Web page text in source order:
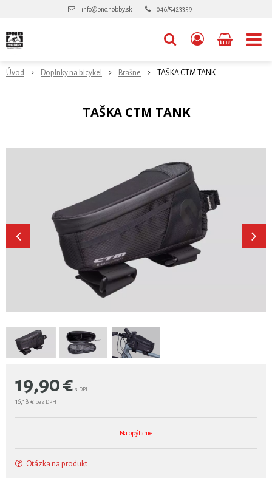
info@pndhobby.sk 046/5423359
Úvod Doplnky na bicykel Brašne TAŠKA CTM TANK
TAŠKA CTM TANK
19,90€ s DPH
16,18 € bez DPH
Na opýtanie
Otázka na produkt